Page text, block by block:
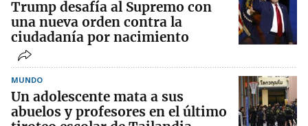
Trump desafía al Supremo con
una nueva orden contra la
ciudadanía por nacimiento
MUNDO
Un adolescente mata a sus
abuelos y profesores en el último